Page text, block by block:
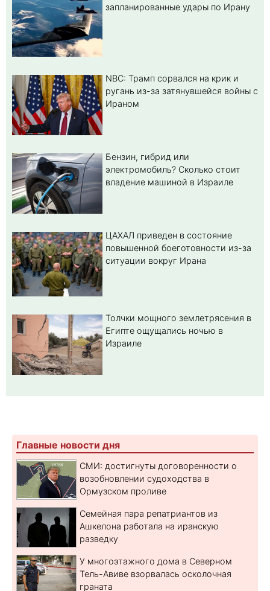
запланированные удары по Ирану
NBC: Трамп сорвался на крик и
ругань из-за затянувшейся войны с
Ираном
Бензин, гибрид или
электромобиль? Cколько стоит
владение машиной в Израиле
ЦАХАЛ приведен в состояние
повышенной боеготовности из-за
ситуации вокруг Ирана
Толчки мощного землетрясения в
Египте ощущались ночью в
Израиле
Главные новости дня
СМИ: достигнуты договоренности о
возобновлении судоходства в
Ормузском проливе
Семейная пара репатриантов из
Ашкелона работала на иранскую
разведку
У многоэтажного дома в Северном
Тель-Авиве взорвалась осколочная
граната